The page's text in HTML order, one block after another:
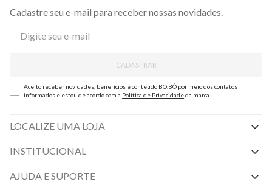
Cadastre seu e-mail para receber nossas novidades.
CADASTRAR
Aceito receber novidades, benefícios e conteúdo BO.BÔ por meio dos contatos
informados e estou de acordo com a Política de Privacidadeda marca.
LOCALIZE UMA LOJA
INSTITUCIONAL
Nossas Lojas
AJUDA E SUPORTE